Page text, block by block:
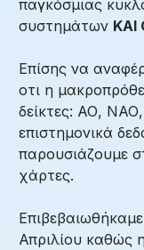
παγκόσμιας
συστημάτων
Επίσης να
οτι η
δείκτες: ΑΟ,
επιστημονικά
παρουσιάζουμε
χάρτες.
Απριλίου καθώς